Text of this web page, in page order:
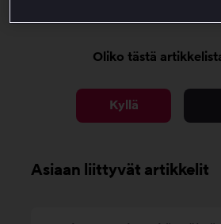
Oliko tästä
Kyllä
Asiaan liittyvät artikkelit